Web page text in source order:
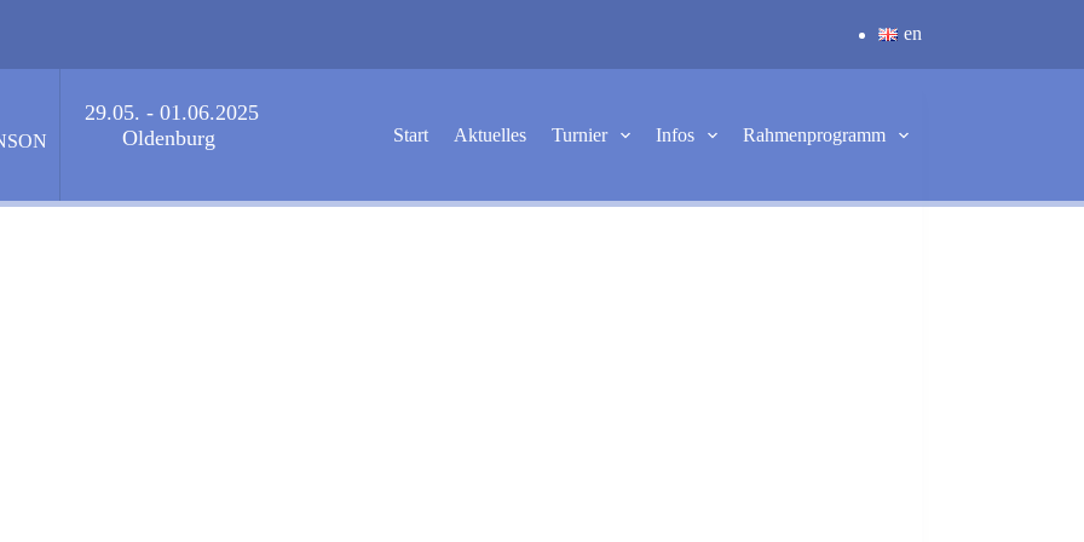
en
29.05. - 01.06.2025
Oldenburg
Start Aktuelles Turnier Infos Rahmenprogramm